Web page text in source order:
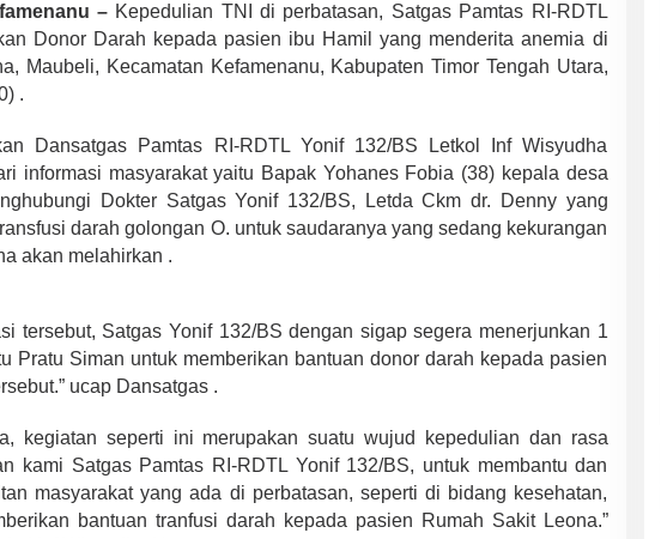
– Kepedulian TNI di perbatasan, Satgas Pamtas RI-RDTL
Donor Darah kepada pasien ibu Hamil yang menderita anemia di
Maubeli, Kecamatan Kefamenanu, Kabupaten Timor Tengah Utara,
.
Dansatgas Pamtas RI-RDTL Yonif 132/BS Letkol Inf Wisyudha
informasi masyarakat yaitu Bapak Yohanes Fobia (38) kepala desa
Dokter Satgas Yonif 132/BS, Letda Ckm dr. Denny yang
darah golongan O. untuk saudaranya yang sedang kekurangan
akan melahirkan .
tersebut, Satgas Yonif 132/BS dengan sigap segera menerjunkan 1
Pratu Siman untuk memberikan bantuan donor darah kepada pasien
ucap Dansatgas .
kegiatan seperti ini merupakan suatu wujud kepedulian dan rasa
kami Satgas Pamtas RI-RDTL Yonif 132/BS, untuk membantu dan
masyarakat yang ada di perbatasan, seperti di bidang kesehatan,
bantuan tranfusi darah kepada pasien Rumah Sakit Leona.”